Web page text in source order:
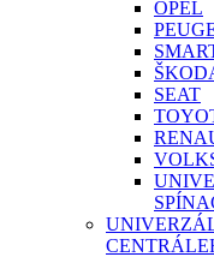
OPEL
SEAT